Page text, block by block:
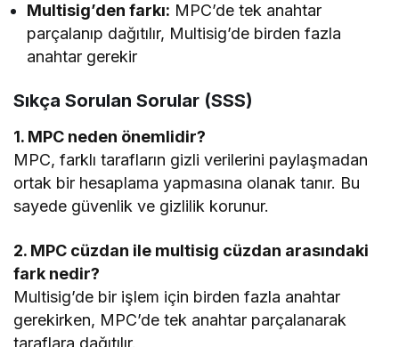
Multisig’den farkı: MPC’de tek anahtar
parçalanıp dağıtılır, Multisig’de birden fazla
anahtar gerekir
Sıkça Sorulan Sorular (SSS)
1. MPC neden önemlidir?
MPC, farklı tarafların gizli verilerini paylaşmadan
ortak bir hesaplama yapmasına olanak tanır. Bu
sayede güvenlik ve gizlilik korunur.
2. MPC cüzdan ile multisig cüzdan arasındaki
fark nedir?
Multisig’de bir işlem için birden fazla anahtar
gerekirken, MPC’de tek anahtar parçalanarak